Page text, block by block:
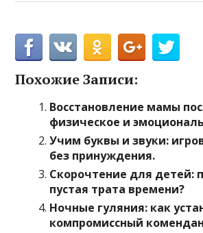
Похожие Записи:
Восстановление мамы
физическое и
Учим буквы и звуки:
без принуждения.
Скорочтение для детей:
пустая трата времени?
Ночные гуляния: как
компромиссный